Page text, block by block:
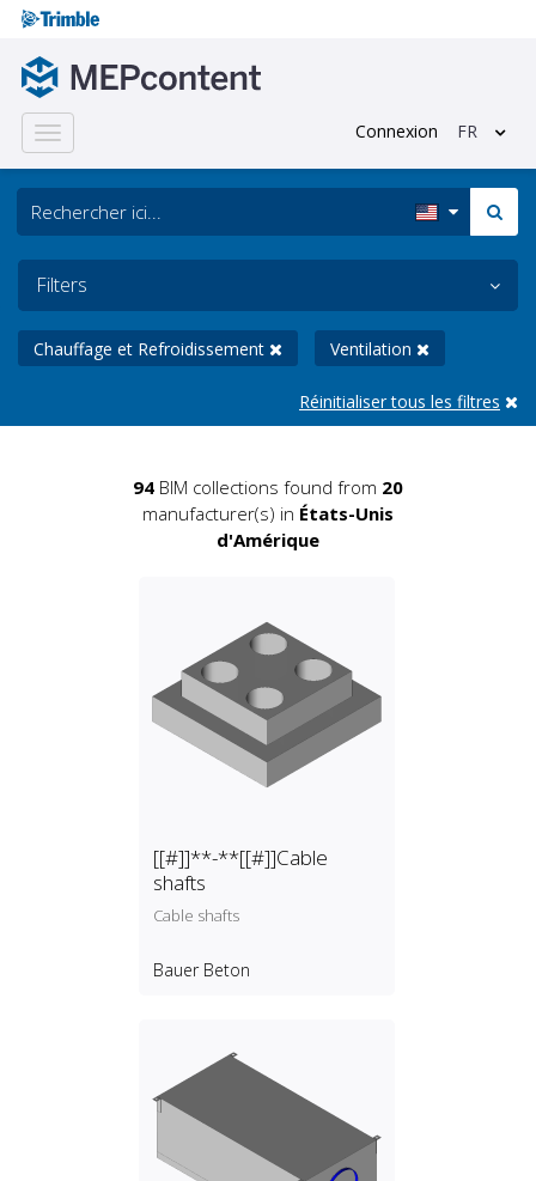
Toggle
navigation
Connexion FR
Filters
Chauffage et Refroidissement Ventilation
Réinitialiser tous les filtres
94 BIM collections found from 20
manufacturer(s) in États-Unis
d'Amérique
[[#]]**-**[[#]]Cable
shafts
Cable shafts
Bauer Beton